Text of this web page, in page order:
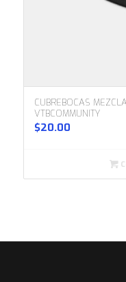
CUBREBOCAS
VTBCOMMUNITY
$20.00